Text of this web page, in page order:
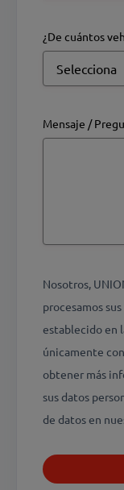
¿De cuántos
Mensaje /
Nosotros,
procesamos
establecido en
únicamente
obtener más
sus datos
de datos en